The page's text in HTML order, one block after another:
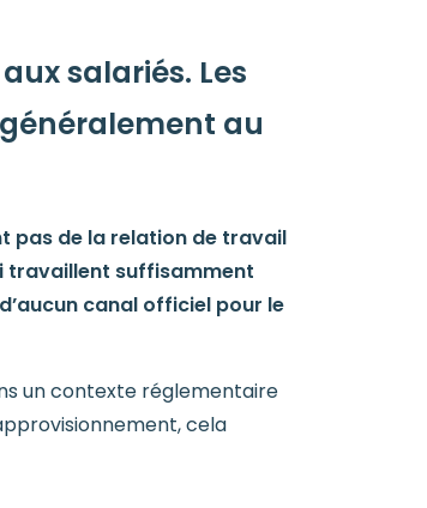
salariés. Les
au
pas de la relation de travail
travaillent suffisamment
canal officiel pour le
un contexte réglementaire
cela